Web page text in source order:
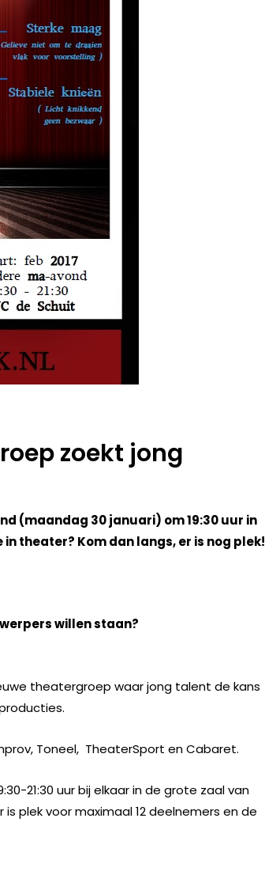
zoekt jong
(maandag 30 januari) om 19:30 uur in
in theater? Kom dan langs, er is nog plek!
willen staan?
theatergroep waar jong talent de kans
Toneel, TheaterSport en Cabaret.
21:30 uur bij elkaar in de grote zaal van
plek voor maximaal 12 deelnemers en de